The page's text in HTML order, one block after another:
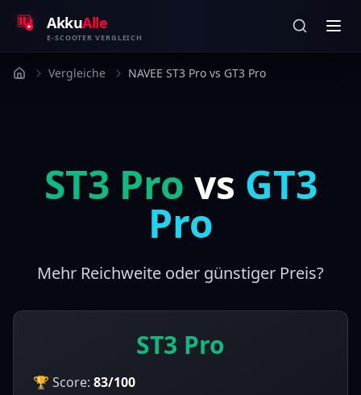
AkkuAlle
E-SCOOTER VERGLEICH
Vergleiche NAVEE ST3 Pro vs GT3 Pro
ST3 Pro vs GT3
Pro
Mehr Reichweite oder günstiger Preis?
ST3 Pro
🏆 Score: 83/100